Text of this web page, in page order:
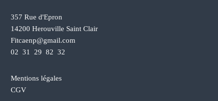
357 Rue d'Epron
14200 Herouville Saint Clair
Fitcaenp@gmail.com
02 31 29 82 32
Mentions légales
CGV